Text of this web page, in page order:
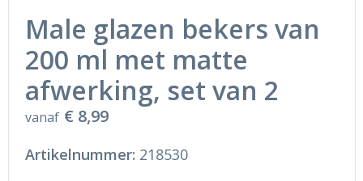
Ademhalingsbescherming
Male glazen bekers van
200 ml met matte
afwerking, set van 2
vanaf € 8,99
Artikelnummer: 218530